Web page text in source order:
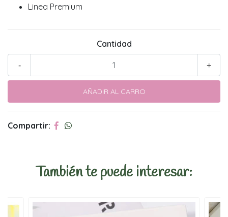
Linea Premium
Cantidad
+
-
Compartir:
También te puede interesar: